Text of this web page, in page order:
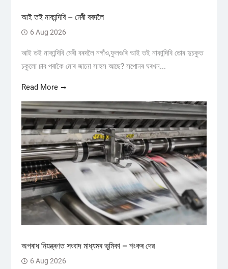
আই তই নাকান্দিবি – মেৰী বৰদলৈ
6 Aug 2026
আই তই নাকান্দিবি মেৰী বৰদলৈ নগাঁও,ফুলগুৰি আই তই নাকান্দিবি তোৰ দুচকুত
চকুলো চাব পৰাকৈ মোৰ জানো সাহস আছে? সপোনৰ ঘৰখন...
Read More
অপৰাধ নিয়ন্ত্ৰণত সংবাদ মাধ্যমৰ ভূমিকা – শংকৰ দেৱ
6 Aug 2026